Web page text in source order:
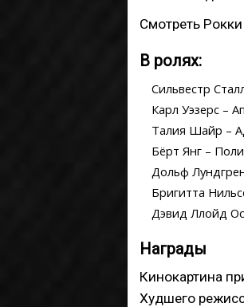
Смотреть
В ролях:
Сильвестр
Карл Уэзерс –
Талия Шайр –
Бёрт Янг –
Дольф
Бригитта
Дэвид Ллойд
Награды
Кинокартина
Худшего